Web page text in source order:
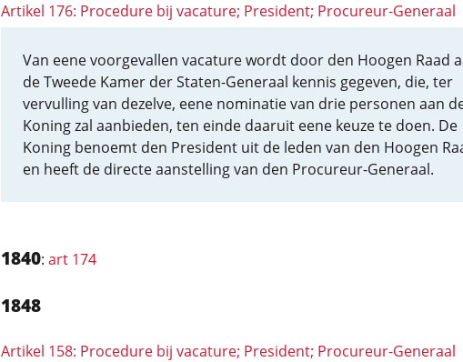
Artikel 176: Procedure bij vacature; President; Procureur-Generaal
Van eene voorgevallen vacature wordt door den Hoogen Raad
de Tweede Kamer der Staten-Generaal kennis gegeven, die, ter
vervulling van dezelve, eene nominatie van drie personen aan
Koning zal aanbieden, ten einde daaruit eene keuze te doen. De
Koning benoemt den President uit de leden van den Hoogen
en heeft de directe aanstelling van den Procureur-Generaal.
1840: art 174
1848
Artikel 158: Procedure bij vacature; President; Procureur-Generaal